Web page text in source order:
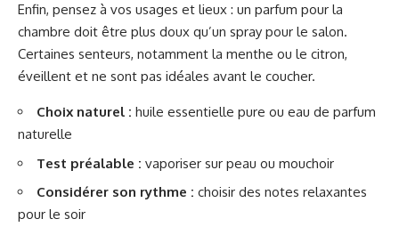
Enfin, pensez à vos usages et lieux : un parfum pour la
chambre doit être plus doux qu’un spray pour le salon.
Certaines senteurs, notamment la menthe ou le citron,
éveillent et ne sont pas idéales avant le coucher.
Choix naturel : huile essentielle pure ou eau de parfum
naturelle
Test préalable : vaporiser sur peau ou mouchoir
Considérer son rythme : choisir des notes relaxantes
pour le soir